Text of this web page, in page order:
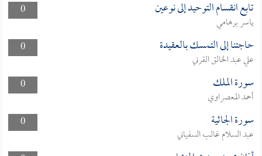
0 تابع انقسام التوحيد إلى نوعين
ياسر برهامي
0
حاجتنا إلى التمسك بالعقيدة
علي عبد الخالق القرني
0
سورة الملك
أحمد المعصراوي
0
سورة الجاثية
عبد السلام غالب السفياني